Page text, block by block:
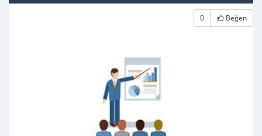
0 Beğen